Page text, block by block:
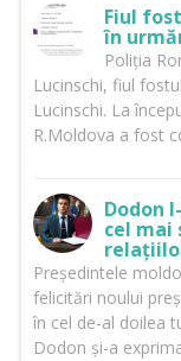
Fiul
în
Poliția
Lucinschi, fiul
Lucinschi. La
R.Moldova a fost
Dodon
cel mai
Președintele
felicitări noului
în cel de-al doilea
Dodon și-a